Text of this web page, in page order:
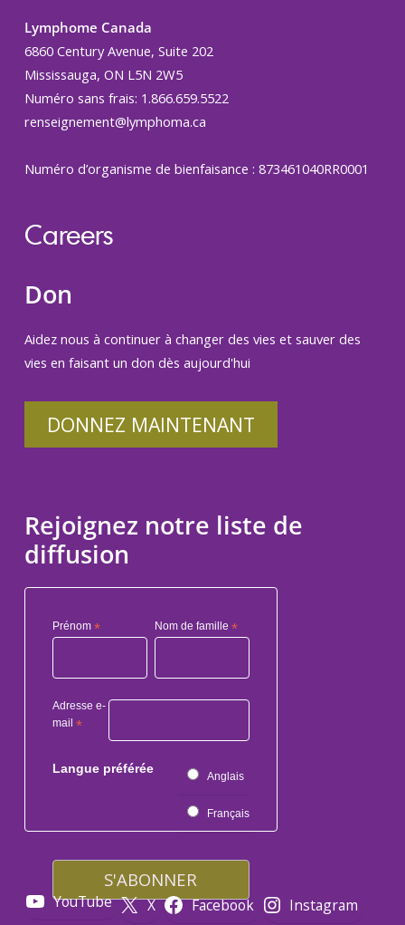
Lymphome Canada
6860 Century Avenue, Suite 202
Mississauga, ON L5N 2W5
Numéro sans frais: 1.866.659.5522
renseignement@lymphoma.ca
Numéro d’organisme de bienfaisance : 873461040RR0001
Careers
Don
Aidez nous à continuer à changer des vies et sauver des
vies en faisant un don dès aujourd'hui
DONNEZ MAINTENANT
Rejoignez notre liste de
diffusion
Prénom * Nom de famille*
Adresse e-
mail *
Langue préférée
Anglais
Français
YouTube X Facebook
Instagram